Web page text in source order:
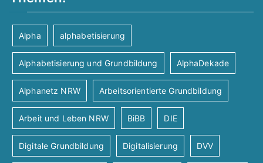
Alpha alphabetisierung
Alphabetisierung und Grundbildung AlphaDekade
Alphanetz NRW Arbeitsorientierte Grundbildung
Arbeit und Leben NRW BiBB DIE
Digitale Grundbildung Digitalisierung DVV